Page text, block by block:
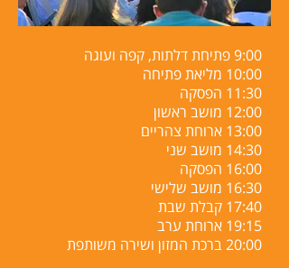
9:00 פתיחת דלתות, קפה ועוגה
10:00 מליאת פתיחה
11:30 הפסקה
12:00 מושב ראשון
13:00 ארוחת צהריים
14:30 מושב שני
16:00 הפסקה
16:30 מושב שלישי
17:40 קבלת שבת
19:15 ארוחת ערב
20:00 ברכת המזון ושירה משותפת